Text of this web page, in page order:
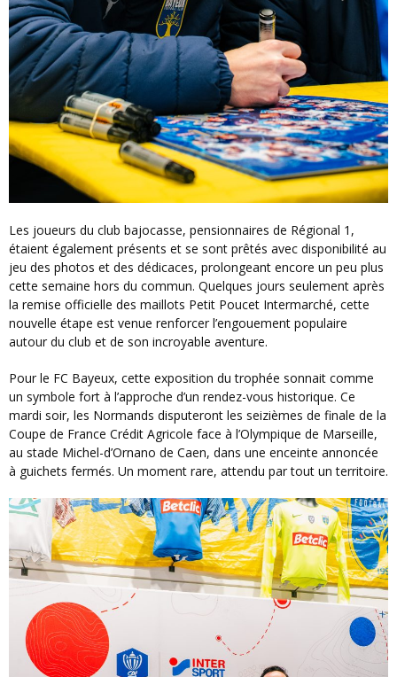
Les joueurs du club bajocasse, pensionnaires de Régional 1,
étaient également présents et se sont prêtés avec disponibilité au
jeu des photos et des dédicaces, prolongeant encore un peu plus
cette semaine hors du commun. Quelques jours seulement après
la remise officielle des maillots Petit Poucet Intermarché, cette
nouvelle étape est venue renforcer l’engouement populaire
autour du club et de son incroyable aventure.
Pour le FC Bayeux, cette exposition du trophée sonnait comme
un symbole fort à l’approche d’un rendez-vous historique. Ce
mardi soir, les Normands disputeront les seizièmes de finale de la
Coupe de France Crédit Agricole face à l’Olympique de Marseille,
au stade Michel-d’Ornano de Caen, dans une enceinte annoncée
à guichets fermés. Un moment rare, attendu par tout un territoire.